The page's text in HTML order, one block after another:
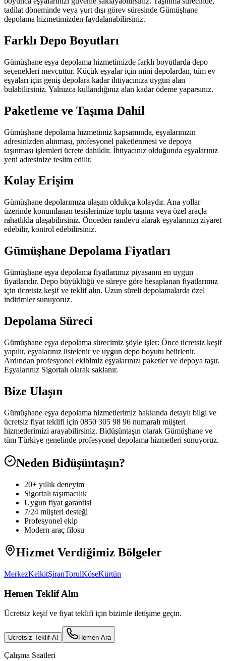
tadilat döneminde veya yurt dışı görev süresinde Gümüşhane
depolama hizmetimizden faydalanabilirsiniz.
Farklı Depo Boyutları
Gümüşhane eşya depolama hizmetimizde farklı boyutlarda depo
seçenekleri mevcuttur. Küçük eşyalar için mini depolardan, tüm ev
eşyaları için geniş depolara kadar ihtiyacınıza uygun alan
bulabilirsiniz. Yalnızca kullandığınız alan kadar ödeme yaparsınız.
Paketleme ve Taşıma Dahil
Gümüşhane depolama hizmetimiz kapsamında, eşyalarınızın
adresinizden alınması, profesyonel paketlenmesi ve depoya
taşınması işlemleri ücrete dahildir. İhtiyacınız olduğunda eşyalarınız
yeni adresinize teslim edilir.
Kolay Erişim
Gümüşhane depolarımıza ulaşım oldukça kolaydır. Ana yollar
üzerinde konumlanan tesislerimize toplu taşıma veya özel araçla
rahatlıkla ulaşabilirsiniz. Önceden randevu alarak eşyalarınızı ziyaret
edebilir, kontrol edebilirsiniz.
Gümüşhane Depolama Fiyatları
Gümüşhane eşya depolama fiyatlarımız piyasanın en uygun
fiyatlarıdır. Depo büyüklüğü ve süreye göre hesaplanan fiyatlarımız
için ücretsiz keşif ve teklif alın. Uzun süreli depolamalarda özel
indirimler sunuyoruz.
Depolama Süreci
Gümüşhane eşya depolama sürecimiz şöyle işler: Önce ücretsiz keşif
yapılır, eşyalarınız listelenir ve uygun depo boyutu belirlenir.
Ardından profesyonel ekibimiz eşyalarınızı paketler ve depoya taşır.
Eşyalarınız Sigortalı olarak saklanır.
Bize Ulaşın
Gümüşhane eşya depolama hizmetlerimiz hakkında detaylı bilgi ve
ücretsiz fiyat teklifi için 0850 305 98 96 numaralı müşteri
hizmetlerimizi arayabilirsiniz. Bidüşüntaşın olarak Gümüşhane ve
tüm Türkiye genelinde profesyonel depolama hizmetleri sunuyoruz.
Neden Bidüşüntaşın?
20+ yıllık deneyim
Sigortalı taşımacılık
Uygun fiyat garantisi
7/24 müşteri desteği
Profesyonel ekip
Modern araç filosu
Hizmet Verdiğimiz Bölgeler
MerkezKelkitŞiranTorulKöseKürtün
Hemen Teklif Alın
Ücretsiz keşif ve fiyat teklifi için bizimle iletişime geçin.
Ücretsiz Teklif Al Hemen Ara
Çalışma Saatleri